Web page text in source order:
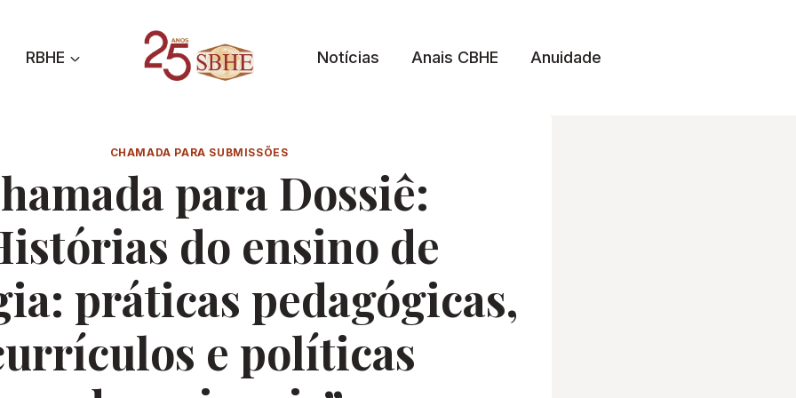
RBHE Notícias Anais CBHE Anuidade
CHAMADA PARA SUBMISSÕES
para Dossiê:
do ensino de
práticas pedagógicas,
e políticas